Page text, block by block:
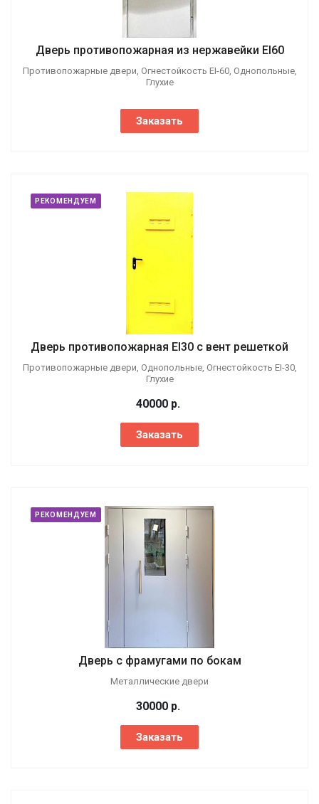
Дверь противопожарная из нержавейки EI60
Противопожарные двери, Огнестойкость EI-60, Однопольные,
Глухие
Заказать
РЕКОМЕНДУЕМ
Дверь противопожарная EI30 с вент решеткой
Противопожарные двери, Однопольные, Огнестойкость EI-30,
Глухие
40000 р.
Заказать
РЕКОМЕНДУЕМ
Дверь с фрамугами по бокам
Металлические двери
30000 р.
Заказать